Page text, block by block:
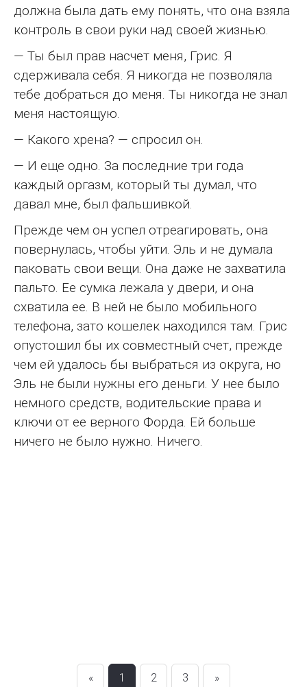
должна была дать ему понять, что она взяла
контроль в свои руки над своей жизнью.
— Ты был прав насчет меня, Грис. Я
сдерживала себя. Я никогда не позволяла
тебе добраться до меня. Ты никогда не знал
меня настоящую.
— Какого хрена? — спросил он.
— И еще одно. За последние три года
каждый оргазм, который ты думал, что
давал мне, был фальшивкой.
Прежде чем он успел отреагировать, она
повернулась, чтобы уйти. Эль и не думала
паковать свои вещи. Она даже не захватила
пальто. Ее сумка лежала у двери, и она
схватила ее. В ней не было мобильного
телефона, зато кошелек находился там. Грис
опустошил бы их совместный счет, прежде
чем ей удалось бы выбраться из округа, но
Эль не были нужны его деньги. У нее было
немного средств, водительские права и
ключи от ее верного Форда. Ей больше
ничего не было нужно. Ничего.
« 1 2 3 »